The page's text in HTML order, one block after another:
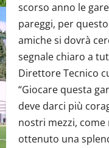
scorso anno le
pareggi, per
amiche si dovrà
segnale chiaro a
Direttore Tecnico
“Giocare questa
deve darci più
nostri mezzi, come
ottenuto una